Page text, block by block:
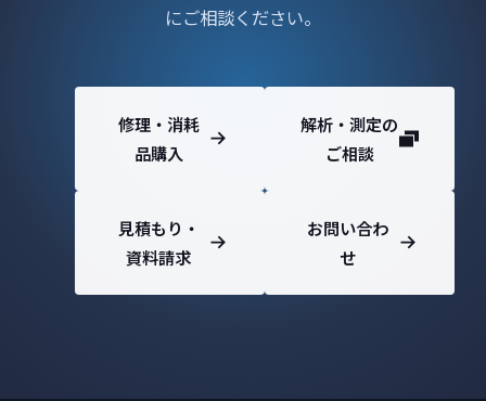
にご相談ください。
修理・消耗
品購入
解析・測定の
ご相談
見積もり・
資料請求
お問い合わ
せ